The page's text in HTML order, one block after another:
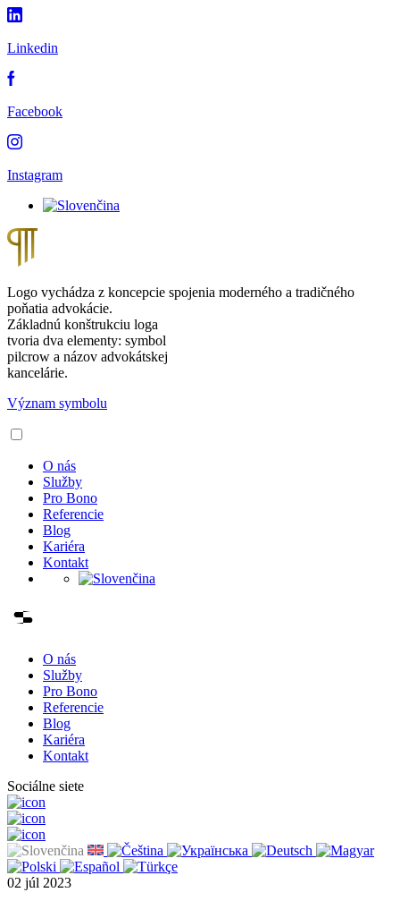
Linkedin
Facebook
Instagram
Logo vychádza z koncepcie spojenia moderného a tradičného
poňatia advokácie.
Základnú konštrukciu loga
tvoria dva elementy: symbol
pilcrow a názov advokátskej
kancelárie.
Význam symbolu
O nás
Služby
Pro Bono
Referencie
Blog
Kariéra
Kontakt
O nás
Služby
Pro Bono
Referencie
Blog
Kariéra
Kontakt
Sociálne siete
02 júl 2023